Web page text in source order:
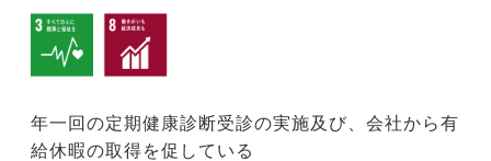
年一回の定期健康診断受診の実施及び、会社から有
給休暇の取得を促している